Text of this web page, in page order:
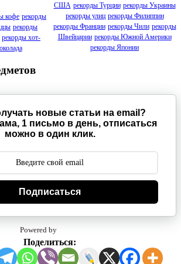
кофе рекорды
рекорды
рекорды хот-
США рекорды Турции рекорды Украины
рекорды улиц рекорды Филиппин
рекорды Франции рекорды Чили рекорды
Швейцарии рекорды Южной Америки
рекорды Японии
новые статьи на email?
1 письмо в день, отписаться
можно в один клик.
Подписаться
Powered by
Поделиться: